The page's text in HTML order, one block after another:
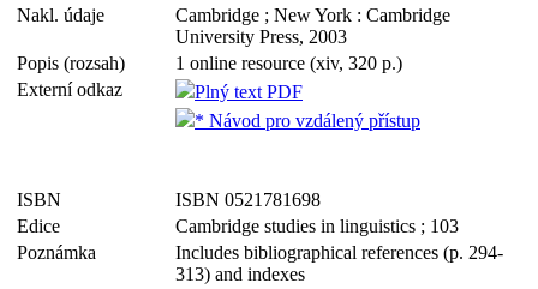
Nakl. údaje
Cambridge ; New York : Cambridge
University Press, 2003
Popis (rozsah)
1 online resource (xiv, 320 p.)
Externí odkaz
Plný text PDF
* Návod pro vzdálený přístup
ISBN
ISBN 0521781698
Edice
Cambridge studies in linguistics ; 103
Poznámka
Includes bibliographical references (p. 294-
313) and indexes